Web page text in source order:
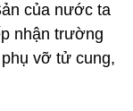
của nước ta
nhận trường
vỡ tử cung,